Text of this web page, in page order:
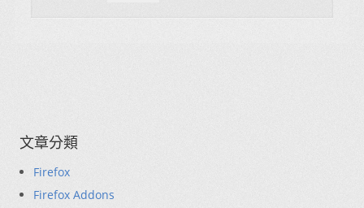
文章分類
Firefox
Firefox Addons